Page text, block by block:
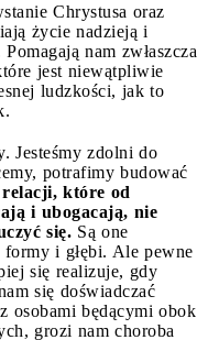
Chrystusa oraz
życie nadzieją i
nam zwłaszcza
jest niewątpliwie
ludzkości, jak to
Jesteśmy zdolni do
potrafimy budować
relacji, które od
i ubogacają, nie
się. Są one
i głębi. Ale pewne
się realizuje, gdy
się doświadczać
osobami będącymi obok
grozi nam choroba